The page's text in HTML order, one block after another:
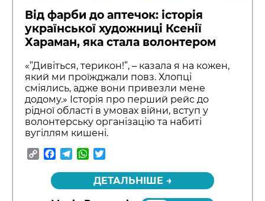
Від фарби до аптечок: історія
української художниці Ксенії
Хараман, яка стала волонтером
«”Дивіться, терикон!”, – казала я на кожен,
який ми проїжджали повз. Хлопці
сміялись, адже вони привезли мене
додому.» Історія про перший рейс до
рідної області в умовах війни, вступ у
волонтерську організацію та набиті
вугіллям кишені.
CopyFacebook
TelegramWhatsApp
ДЕТАЛЬНІШЕ →